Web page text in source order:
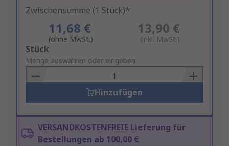
Zwischensumme (1 Stück)*
11,68 €
(ohne MwSt.)
13,90 €
(inkl. MwSt.)
Add
to
Basket
Stück
Menge auswählen oder eingeben
Hinzufügen
VERSANDKOSTENFREIE Lieferung für
Bestellungen ab 100,00 €